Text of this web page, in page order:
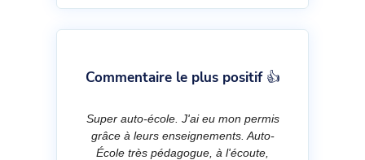
Commentaire le plus positif 👍
Super auto-école. J'ai eu mon permis
grâce à leurs enseignements. Auto-
École très pédagogue, à l'écoute,